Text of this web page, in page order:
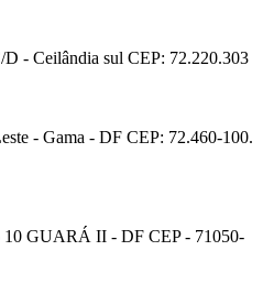
- Ceilândia sul CEP: 72.220.303
- Gama - DF CEP: 72.460-100.
GUARÁ II - DF CEP - 71050-